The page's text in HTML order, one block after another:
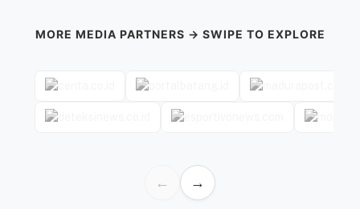
MORE MEDIA PARTNERS → SWIPE TO EXPLORE
← →